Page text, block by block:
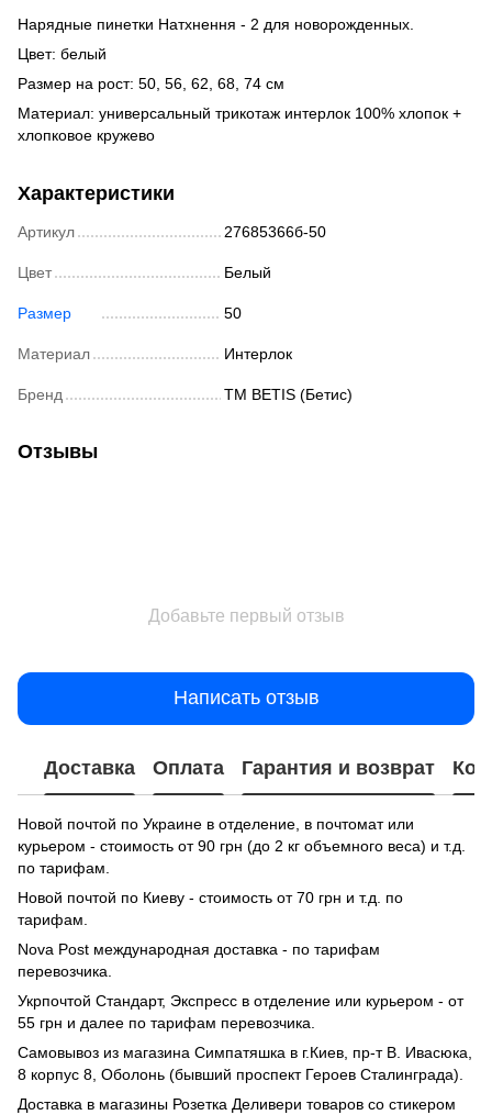
Нарядные пинетки Натхнення - 2 для новорожденных.
Цвет: белый
Размер на рост: 50, 56, 62, 68, 74 см
Материал: универсальный трикотаж интерлок 100% хлопок +
хлопковое кружево
Характеристики
Артикул 27685366б-50
Цвет Белый
Размер 50
Материал Интерлок
Бренд ТМ BETIS (Бетис)
Отзывы
Добавьте первый отзыв
Написать отзыв
Доставка Оплата Гарантия и возврат
Новой почтой по Украине в отделение, в почтомат или
курьером - стоимость от 90 грн (до 2 кг объемного веса) и т.д.
по тарифам.
Новой почтой по Киеву - стоимость от 70 грн и т.д. по
тарифам.
Nova Post международная доставка - по тарифам
перевозчика.
Укрпочтой Стандарт, Экспресс в отделение или курьером - от
55 грн и далее по тарифам перевозчика.
Самовывоз из магазина Симпатяшка в г.Киев, пр-т В. Ивасюка,
8 корпус 8, Оболонь (бывший проспект Героев Сталинграда).
Доставка в магазины Розетка Деливери товаров со стикером